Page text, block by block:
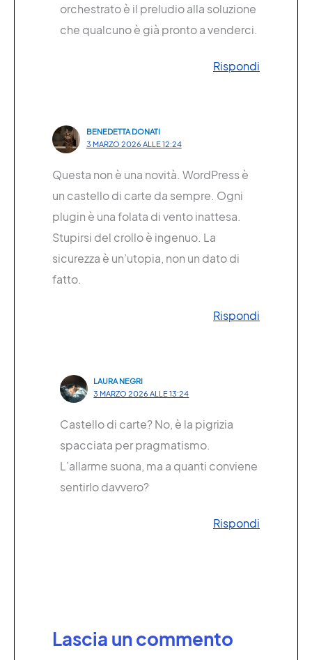
orchestrato è il preludio alla soluzione
che qualcuno è già pronto a venderci.
Rispondi
BENEDETTA DONATI
3 MARZO 2026 ALLE 12:24
Questa non è una novità. WordPress è
un castello di carte da sempre. Ogni
plugin è una folata di vento inattesa.
Stupirsi del crollo è ingenuo. La
sicurezza è un’utopia, non un dato di
fatto.
Rispondi
LAURA NEGRI
3 MARZO 2026 ALLE 13:24
Castello di carte? No, è la pigrizia
spacciata per pragmatismo.
L’allarme suona, ma a quanti conviene
sentirlo davvero?
Rispondi
Lascia un commento